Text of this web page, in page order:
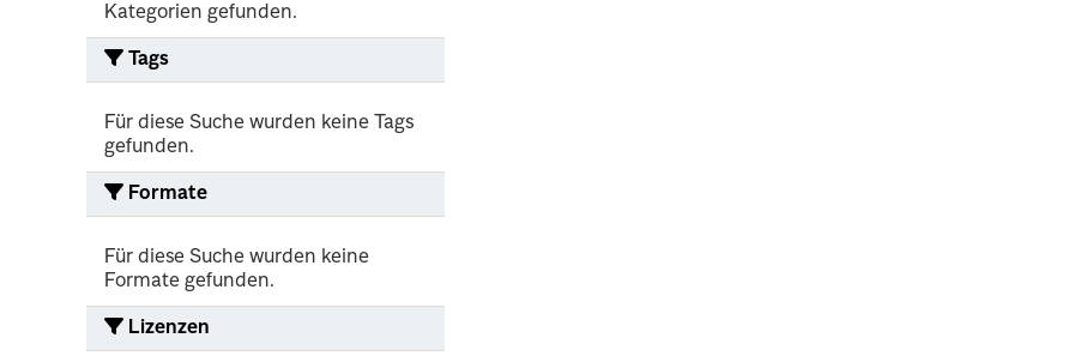
Kategorien gefunden.
Tags
Für diese Suche wurden keine Tags
gefunden.
Formate
Für diese Suche wurden keine
Formate gefunden.
Lizenzen